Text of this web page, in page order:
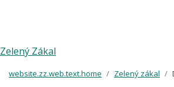
Zelený Zákal
website.zz.web.text.home Zelený zákal